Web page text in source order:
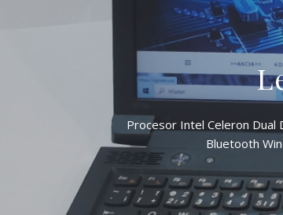
Procesor Intel Celeron Dual
Bluetooth